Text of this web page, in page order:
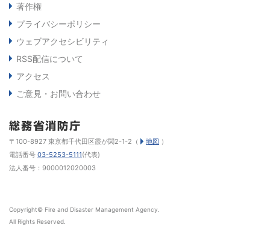
著作権
プライバシーポリシー
ウェブアクセシビリティ
RSS配信について
アクセス
ご意見・お問い合わせ
〒100-8927 東京都千代田区霞が関2-1-2（ 地図 ）
電話番号 03-5253-5111(代表)
法人番号：9000012020003
Copyright© Fire and Disaster Management Agency.
All Rights Reserved.